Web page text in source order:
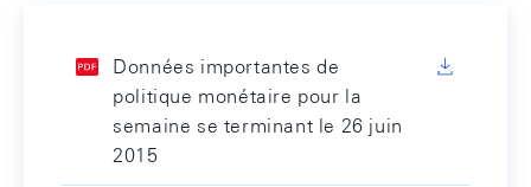
Données importantes de
politique monétaire pour la
semaine se terminant le 26 juin
2015